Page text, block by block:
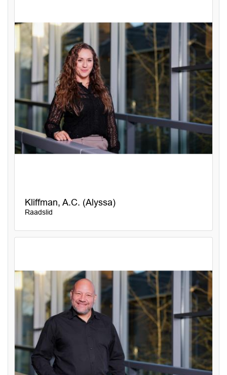
Kliffman, A.C. (Alyssa)
Raadslid